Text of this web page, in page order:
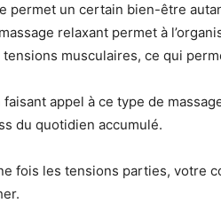
permet un certain bien-être
relaxant permet à
musculaires, ce qui
faisant appel à ce type de
du quotidien accumulé.
fois les tensions parties, votre